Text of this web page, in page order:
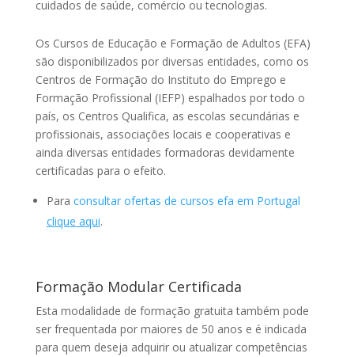
cuidados de saúde, comércio ou tecnologias.
Os Cursos de Educação e Formação de Adultos (EFA)
são disponibilizados por diversas entidades, como os
Centros de Formação do Instituto do Emprego e
Formação Profissional (IEFP) espalhados por todo o
país, os Centros Qualifica, as escolas secundárias e
profissionais, associações locais e cooperativas e
ainda diversas entidades formadoras devidamente
certificadas para o efeito.
Para consultar ofertas de cursos efa em Portugal
clique aqui.
Formação Modular Certificada
Esta modalidade de formação gratuita também pode
ser frequentada por maiores de 50 anos e é indicada
para quem deseja adquirir ou atualizar competências